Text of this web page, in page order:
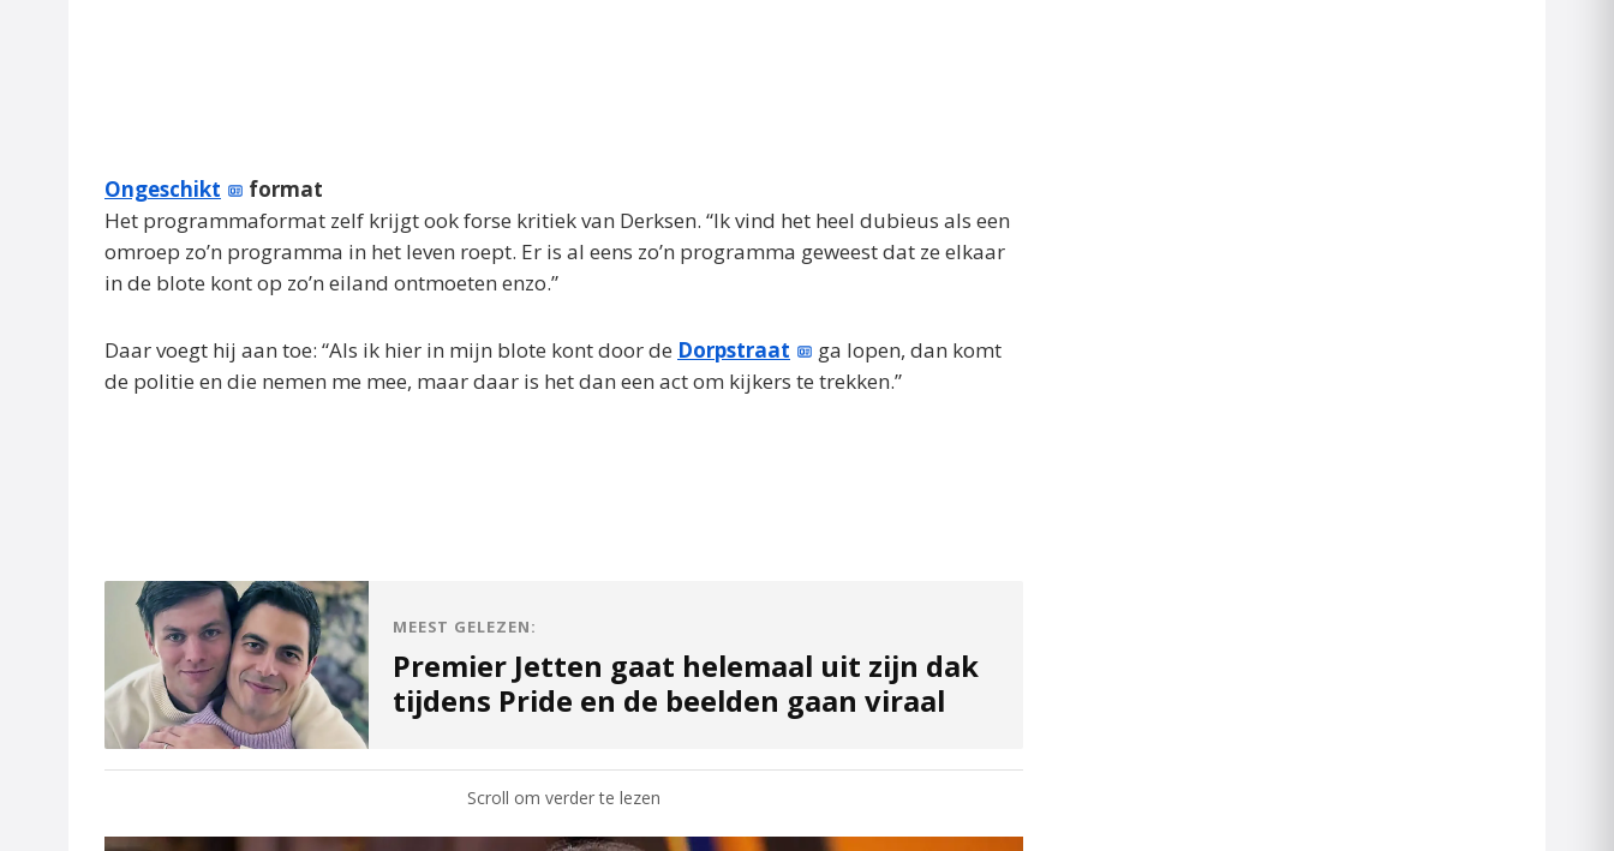
Ongeschikt
format
Het programmaformat zelf krijgt ook forse kritiek van Derksen. “Ik vind het heel dubieus als een
omroep zo’n programma in het leven roept. Er is al eens zo’n programma geweest dat ze elkaar
in de blote kont op zo’n eiland ontmoeten enzo.”
Daar voegt hij aan toe: “Als ik hier in mijn blote kont door de Dorpstraat
ga lopen, dan komt
de politie en die nemen me mee, maar daar is het dan een act om kijkers te trekken.”
MEEST GELEZEN:
Premier Jetten gaat helemaal uit zijn dak
tijdens Pride en de beelden gaan viraal
Scroll om verder te lezen